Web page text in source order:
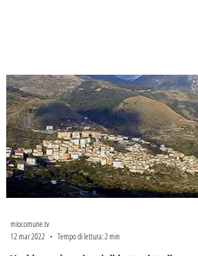
miocomune.tv
12 mar 2022
Tempo di lettura: 2 min